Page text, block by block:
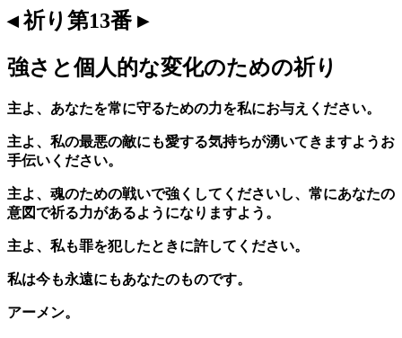
◂ 祈り第13番 ▸
強さと個人的な変化のための祈り
主よ、あなたを常に守るための力を私にお与えください。
主よ、私の最悪の敵にも愛する気持ちが湧いてきますようお
手伝いください。
主よ、魂のための戦いで強くしてくださいし、常にあなたの
意図で祈る力があるようになりますよう。
主よ、私も罪を犯したときに許してください。
私は今も永遠にもあなたのものです。
アーメン。